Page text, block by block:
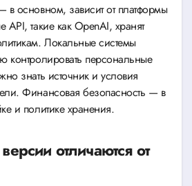
основном, зависит от платформы
такие как OpenAI, хранят
Локальные системы
контролировать персональные
знать источник и условия
Финансовая безопасность — в
и политике хранения.
отличаются от